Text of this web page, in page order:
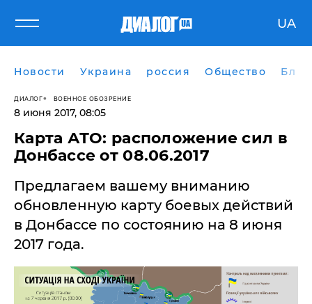
UA
Новости Украина россия Общество
ДИАЛОГ ВОЕННОЕ ОБОЗРЕНИЕ
8 июня 2017, 08:05
Карта АТО: расположение сил в
Донбассе от 08.06.2017
Предлагаем вашему вниманию
обновленную карту боевых действий
в Донбассе по состоянию на 8 июня
2017 года.